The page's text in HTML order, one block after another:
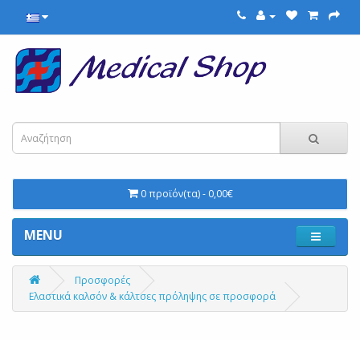
0 προϊόν(τα) - 0,00€
MENU
Προσφορές
Ελαστικά καλσόν & κάλτσες πρόληψης σε προσφορά